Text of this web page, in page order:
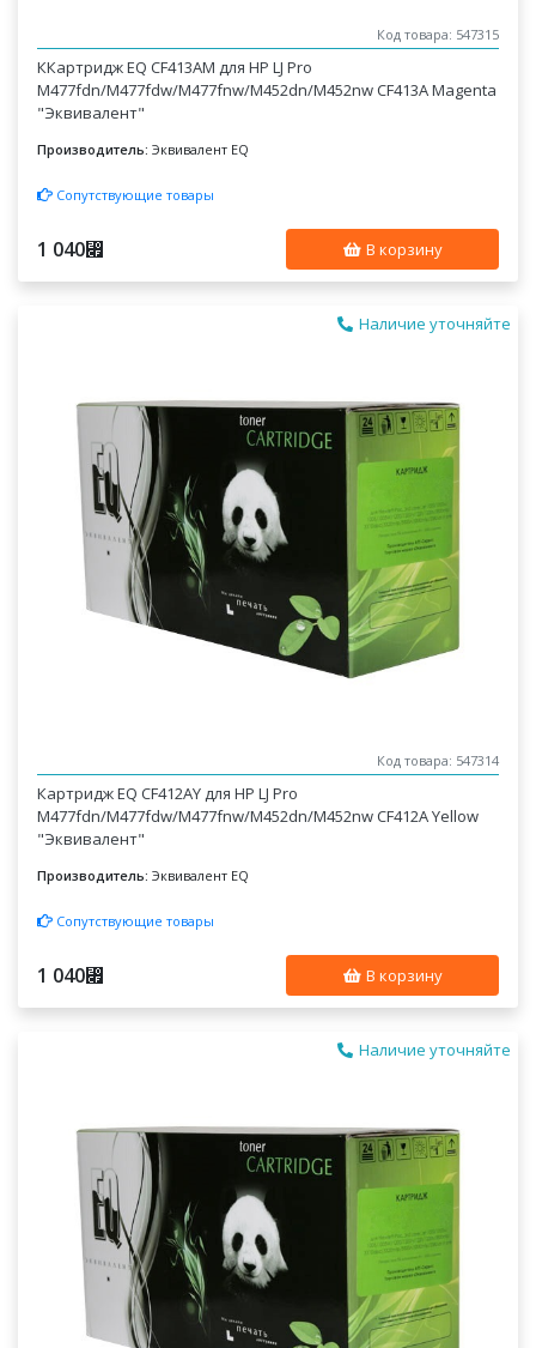
Код товара: 547315
ККартридж EQ CF413AM для HP LJ Pro
M477fdn/M477fdw/M477fnw/M452dn/M452nw CF413A Magenta
"Эквивалент"
Производитель: Эквивалент EQ
Сопутствующие товары
1 040⃏ В корзину
Наличие уточняйте
Код товара: 547314
Картридж EQ CF412AY для HP LJ Pro
M477fdn/M477fdw/M477fnw/M452dn/M452nw CF412A Yellow
"Эквивалент"
Производитель: Эквивалент EQ
Сопутствующие товары
1 040⃏ В корзину
Наличие уточняйте